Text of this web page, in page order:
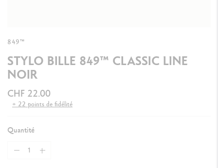
849™
STYLO BILLE 849™ CLASSIC LINE
NOIR
CHF 22.00
+ 22 points de fidélité
Quantité